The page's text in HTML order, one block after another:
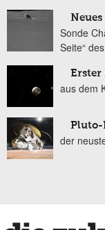
Neues
Sonde
Seite“
Erster
aus dem
Pluto-
der